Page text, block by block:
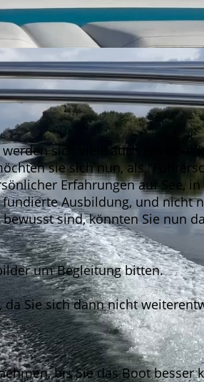
sich viele auch ein Boot
sie sich nun, als
Erfahrungen auf See,
Ausbildung, und nicht
sind, könnten Sie nun
um Begleitung bitten.
Sie sich dann nicht
bis Sie das Boot besser